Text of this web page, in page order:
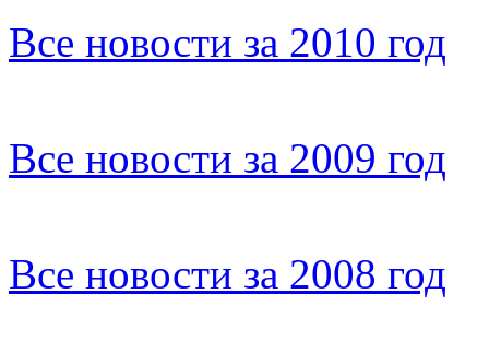
Все новости за 2010 год
Все новости за 2009 год
Все новости за 2008 год